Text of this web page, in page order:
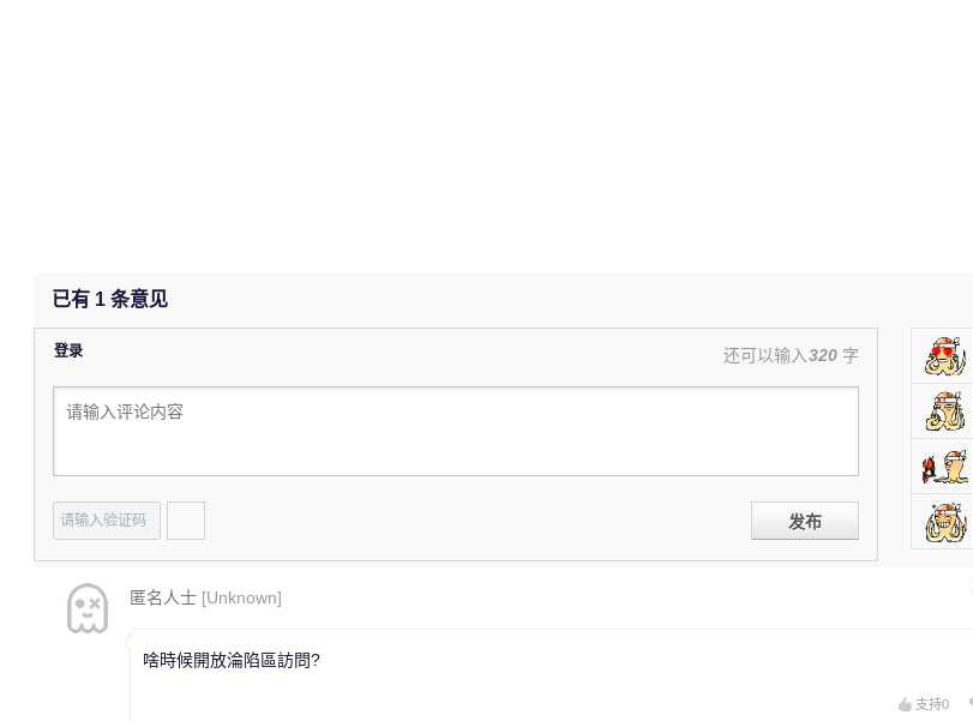
已有 1 条意见
登录 还可以输入320 字
发布
匿名人士 [Unknown]
啥時候開放淪陷區訪問?
支持0